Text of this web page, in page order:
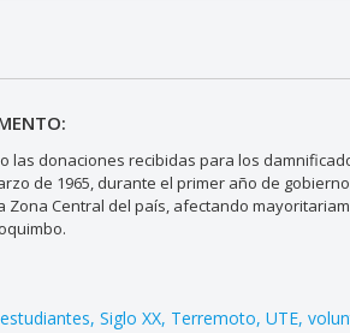
las donaciones recibidas para los
de 1965, durante el primer año de
Zona Central del país, afectando
estudiantes Siglo XX Terremoto UTE